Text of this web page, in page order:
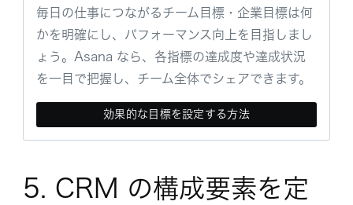
毎日の仕事につながるチーム目標・企業目標は何
かを明確にし、パフォーマンス向上を目指しまし
ょう。Asana なら、各指標の達成度や達成状況
を一目で把握し、チーム全体でシェアできます。
効果的な目標を設定する方法
5. CRM の構成要素を定